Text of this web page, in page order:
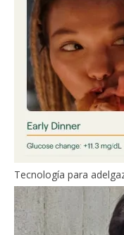
Tecnología para